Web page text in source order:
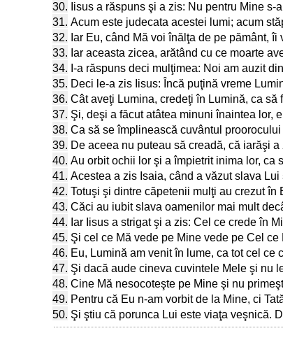
30. Iisus a răspuns şi a zis: Nu pentru Mine
31. Acum este judecata acestei lumi; acum
32. Iar Eu, când Mă voi înălţa de pe pământ, îi
33. Iar aceasta zicea, arătând cu ce moarte
34. I-a răspuns deci mulţimea: Noi am auzit
35. Deci le-a zis Iisus: Încă puţină vreme
36. Cât aveţi Lumina, credeţi în Lumină, ca
37. Şi, deşi a făcut atâtea minuni înaintea lor,
38. Ca să se împlinească cuvântul
39. De aceea nu puteau să creadă, că iarăşi a
40. Au orbit ochii lor şi a împietrit inima lor, ca
41. Acestea a zis Isaia, când a văzut slava Lui
42. Totuşi şi dintre căpetenii mulţi au crezut
43. Căci au iubit slava oamenilor mai mult
44. Iar Iisus a strigat şi a zis: Cel ce crede în
45. Şi cel ce Mă vede pe Mine vede pe Cel ce
46. Eu, Lumină am venit în lume, ca tot cel ce
47. Şi dacă aude cineva cuvintele Mele şi nu
48. Cine Mă nesocoteşte pe Mine şi nu
49. Pentru că Eu n-am vorbit de la Mine, ci
50. Şi ştiu că porunca Lui este viaţa veşnică.